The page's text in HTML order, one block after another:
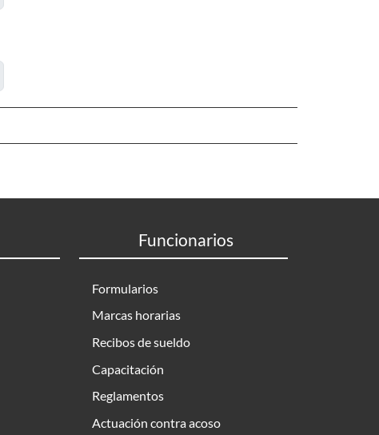
Funcionarios
Formularios
Marcas horarias
Recibos de sueldo
Capacitación
Reglamentos
Actuación contra acoso